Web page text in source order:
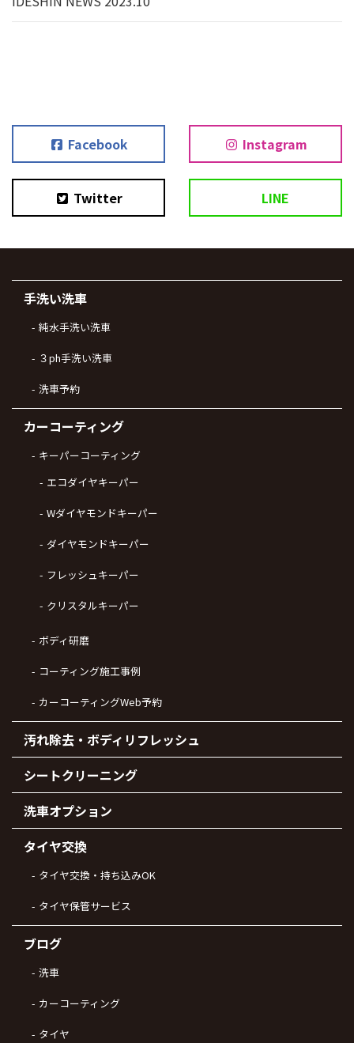
Facebook Instagram
Twitter LINE
手洗い洗車
純水手洗い洗車
３ph手洗い洗車
洗車予約
カーコーティング
キーパーコーティング
エコダイヤキーパー
Wダイヤモンドキーパー
ダイヤモンドキーパー
フレッシュキーパー
クリスタルキーパー
ボディ研磨
コーティング施工事例
カーコーティングWeb予約
汚れ除去・ボディリフレッシュ
シートクリーニング
洗車オプション
タイヤ交換
タイヤ交換・持ち込みOK
タイヤ保管サービス
ブログ
洗車
カーコーティング
タイヤ